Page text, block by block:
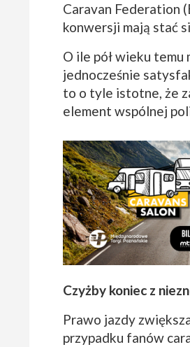
Caravan Federation
konwersji mają stać
O ile pół wieku temu
jednocześnie
to o tyle istotne, że
element wspólnej
Czyżby koniec z
Prawo jazdy
przypadku fanów